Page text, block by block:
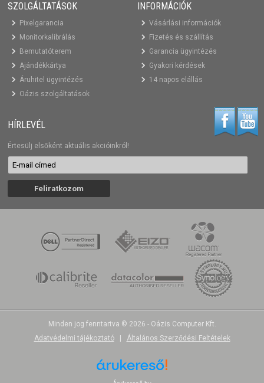
SZOLGÁLTATÁSOK
Pixelgarancia
Monitorkalibrálás
Bemutatóterem
Ajándékkártya
Áruhitel ügyintézés
Oázis szolgáltatások
INFORMÁCIÓK
Vásárlási információk
Fizetés és szállítás
Garancia ügyintézés
Gyakori kérdések
14 napos elállás
HÍRLEVÉL
Értesülj elsőként aktuális akcióinkról!
Minden jog fenntartva © 2026 - Oázis Computer Kft.
Adatvédelmi tájékoztató
Általános Szerződési Feltételek